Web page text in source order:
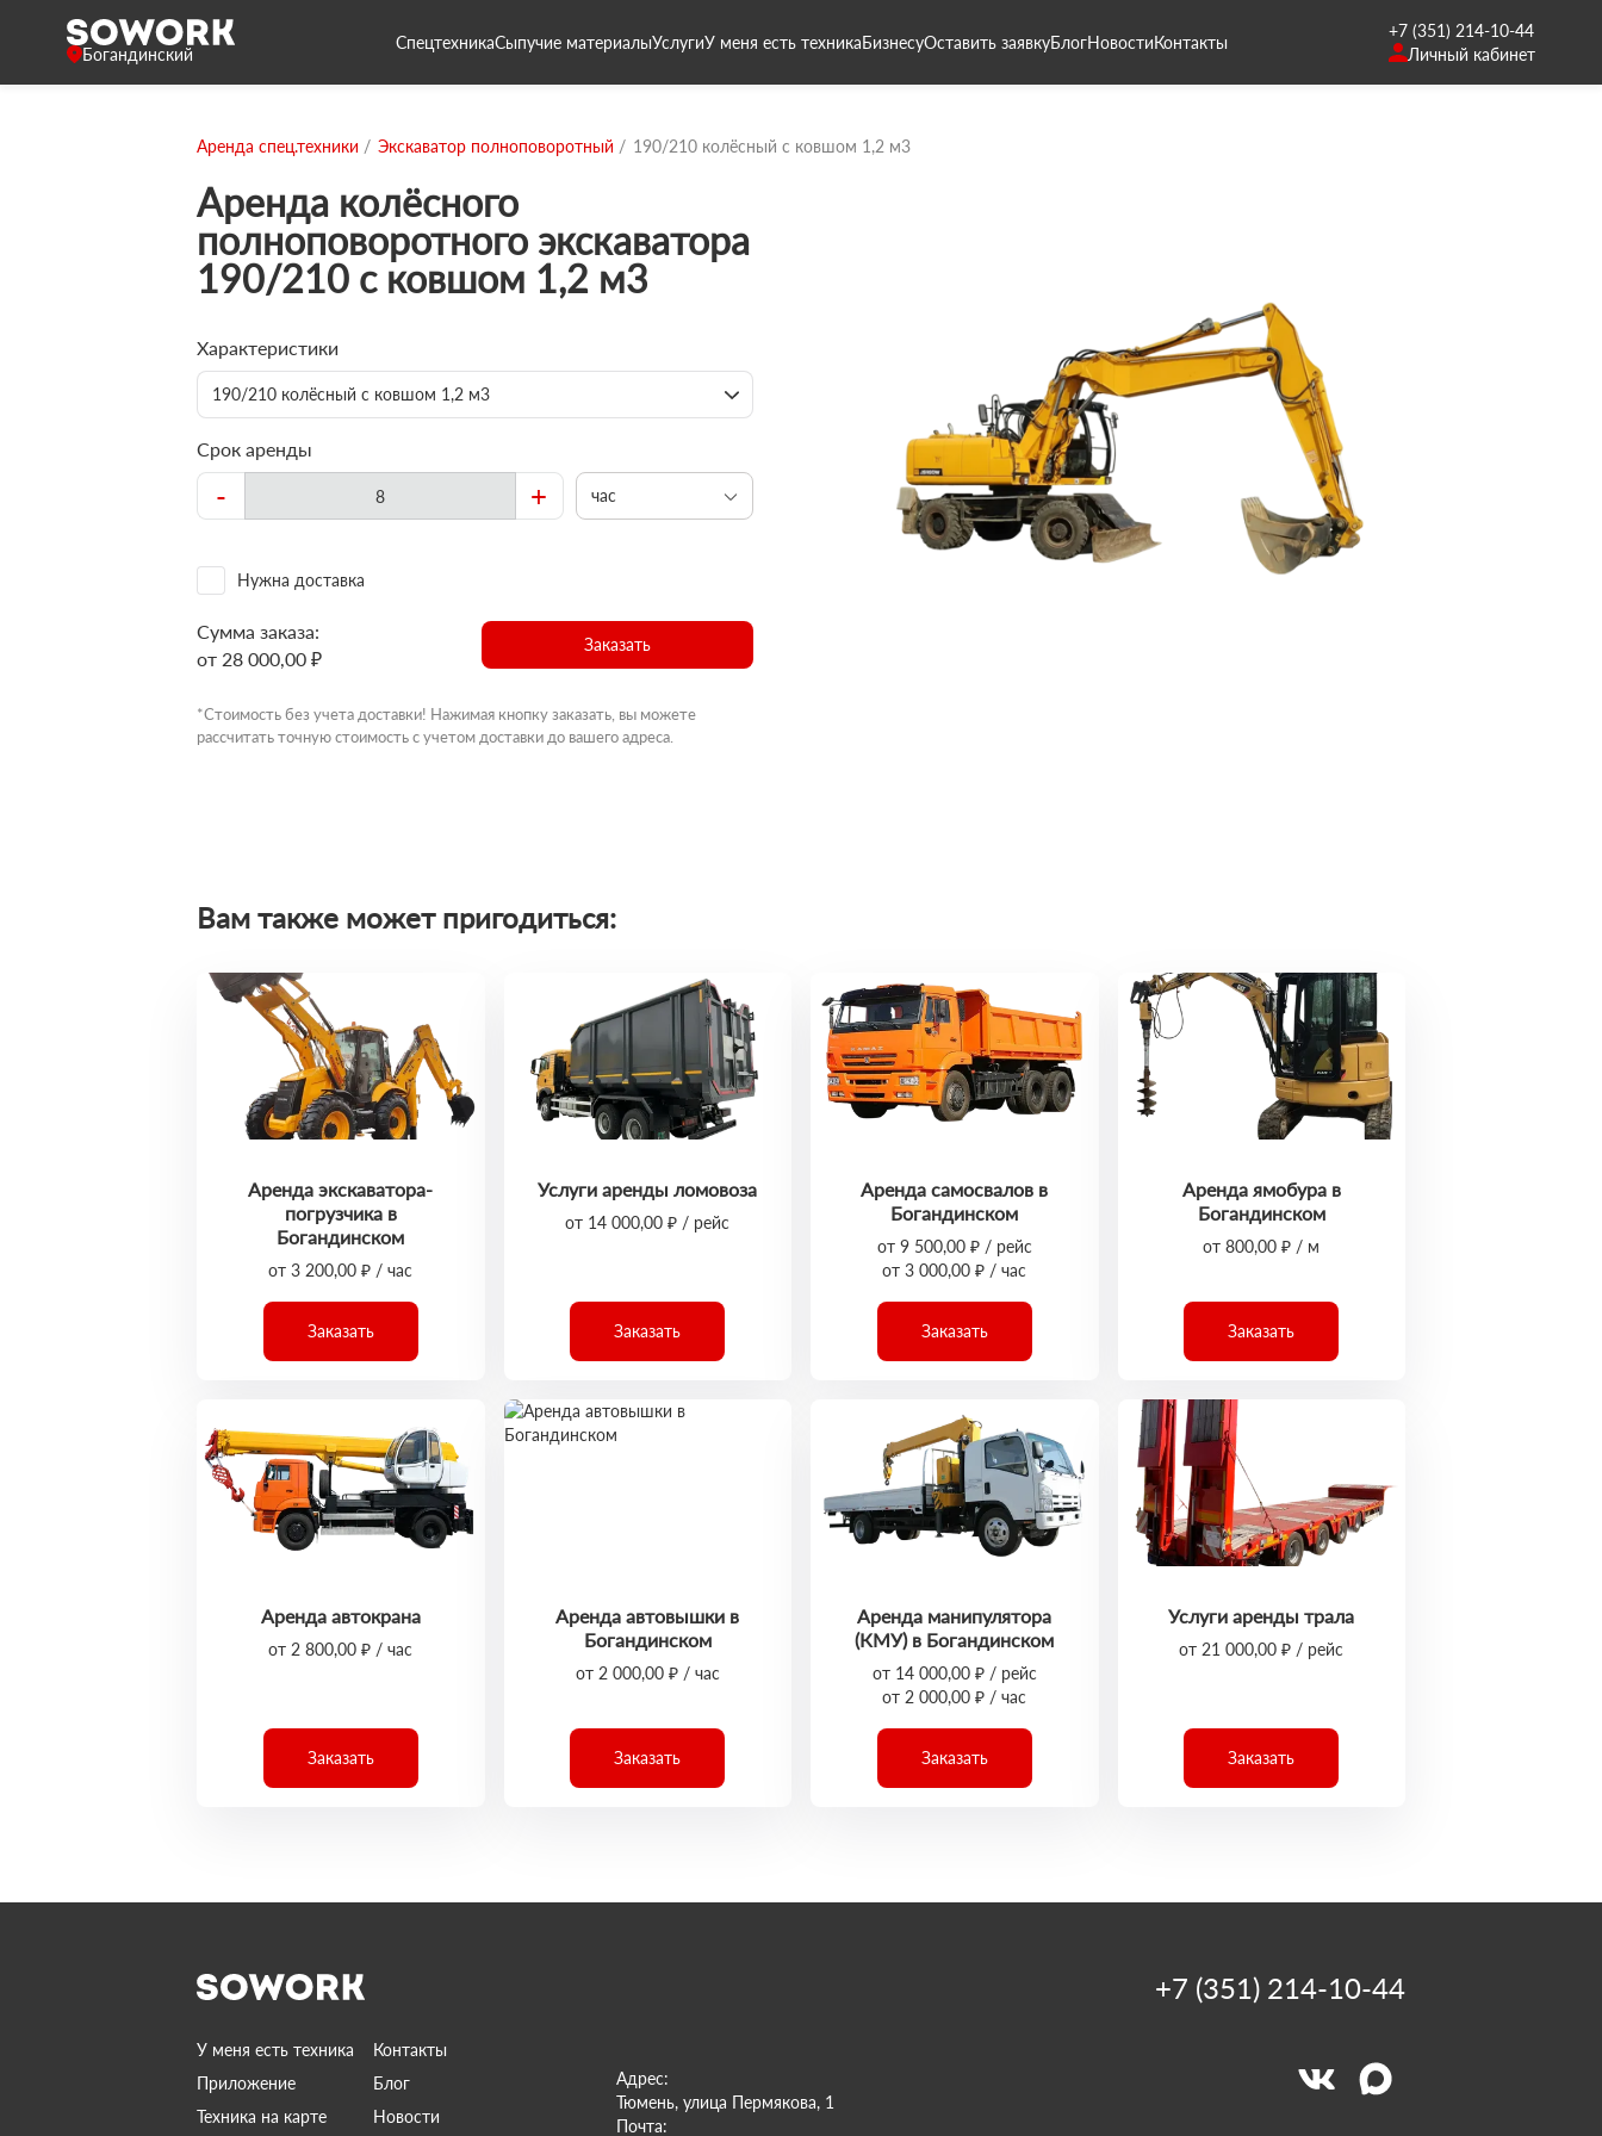
Богандинский
СпецтехникаСыпучие материалыУслугиУ меня есть техникаБизнесуОставить заявкуБлогНовостиКонтакты
+7 (351) 214-10-44
Личный кабинет
Аренда спец.техники Экскаватор полноповоротный 190/210 колёсный с ковшом 1,2 м3
Аренда колёсного
полноповоротного экскаватора
190/210 с ковшом 1,2 м3
Характеристики
190/210 колёсный с ковшом 1,2 м3
Срок аренды
- + час
Нужна доставка
Сумма заказа:
от 28 000,00 ₽
Заказать
*Стоимость без учета доставки! Нажимая кнопку заказать, вы можете
рассчитать точную стоимость с учетом доставки до вашего адреса.
Вам также может пригодиться:
Аренда экскаватора-
погрузчика в
Богандинском
от 3 200,00 ₽ / час
Заказать
Услуги аренды ломовоза
от 14 000,00 ₽ / рейс
Заказать
Аренда самосвалов в
Богандинском
от 9 500,00 ₽ / рейс
от 3 000,00 ₽ / час
Заказать
Аренда ямобура в
Богандинском
от 800,00 ₽ / м
Заказать
Аренда автокрана
от 2 800,00 ₽ / час
Заказать
Аренда автовышки в
Богандинском
от 2 000,00 ₽ / час
Заказать
Аренда манипулятора
(КМУ) в Богандинском
от 14 000,00 ₽ / рейс
от 2 000,00 ₽ / час
Заказать
Услуги аренды трала
от 21 000,00 ₽ / рейс
Заказать
У меня есть техника
Контакты
Приложение
Блог
Техника на карте
Новости
Адрес:
Тюмень, улица Пермякова, 1
Почта:
+7 (351) 214-10-44